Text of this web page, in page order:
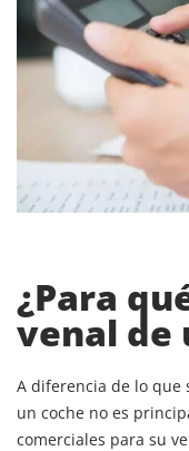
¿Para
venal de
A diferencia de lo que
un coche no es
comerciales para su